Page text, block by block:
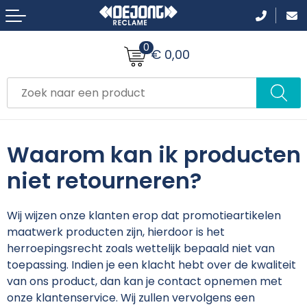
0€ 0,00
Anti-stress
Elektronica, Gadgets en USB
Feestartikelen
Fitness
Huis, Tuin en Keuken
Kantoor en Zakelijk
Accessoires voor tassen
Afvaltassen
Crossbody tassen
Aktetassen
Draagtassen
Fietstassen
Duffeltassen
Zwemkleding
Jassen
Polo's
Sportaccessoires
T-Shirts
Vesten
Been- en voetbescherming
Horeca textiel en accessoires
Broeken en Shorts
Caps, hoeden en mutsen
E.H.B.O.
Sjaals
Jassen
Badtextiel en Douche
Hoteltextiel
Broeken en Rokken
Caps, Hoeden en Mutsen
Dekens, Fleecedekens en Kussens
Gezichtsmaskers en mondkapjes
Handschoenen en Sjaals
Banners
Vlaggen bedrukken
Stoepborden
Tenten
Waarom kan ik producten
niet retourneren?
Wij wijzen onze klanten erop dat promotieartikelen
maatwerk producten zijn, hierdoor is het
herroepingsrecht zoals wettelijk bepaald niet van
toepassing. Indien je een klacht hebt over de kwaliteit
van ons product, dan kan je contact opnemen met
onze klantenservice. Wij zullen vervolgens een